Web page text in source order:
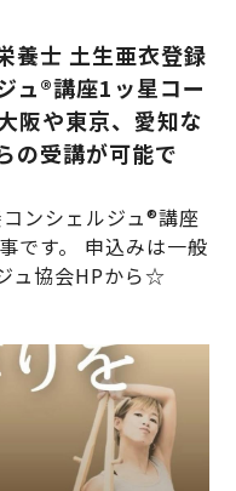
養士 土生亜衣登録
ュ®講座1ッ星コー
阪や東京、愛知な
の受講が可能で
ンシェルジュ®講座
です。 申込みは一般
ュ協会HPから☆